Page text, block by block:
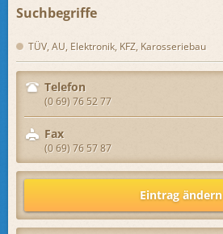
Suchbegriffe
TÜV, AU, Elektronik, KFZ, Karosseriebau
Telefon
(0 69) 76 52 77
Fax
(0 69) 76 57 87
Eintrag ändern